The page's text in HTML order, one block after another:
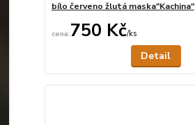
bílo červeno žlutá maska"Kachina"
750 Kč/ks
Detail